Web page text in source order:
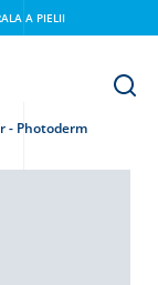
A PIELII
- Photoderm